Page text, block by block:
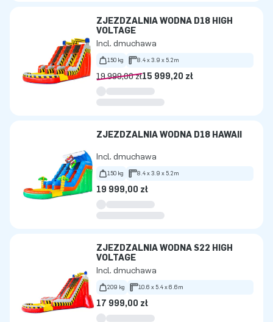
ZJEŻDŻALNIA WODNA D18 HIGH
VOLTAGE
Incl. dmuchawa
150 kg 8.4 x 3.9 x 5.2m
19 999,00 zł15 999,20 zł
ZJEŻDŻALNIA WODNA D18 HAWAII
Incl. dmuchawa
150 kg 8.4 x 3.9 x 5.2m
19 999,00 zł
ZJEŻDŻALNIA WODNA S22 HIGH
VOLTAGE
Incl. dmuchawa
209 kg 10.6 x 5.4 x 6.6m
17 999,00 zł